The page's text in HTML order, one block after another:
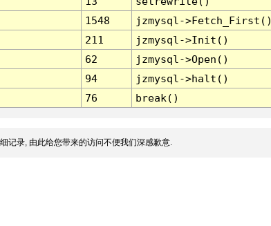
1548
jzmysql-
211
jzmysql->Init()
62
jzmysql->Open()
94
jzmysql->halt()
76 break()
记录, 由此给您带来的访问不便我们深感歉意.